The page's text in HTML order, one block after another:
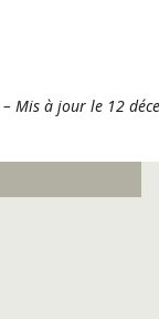
– Mis à jour le 12